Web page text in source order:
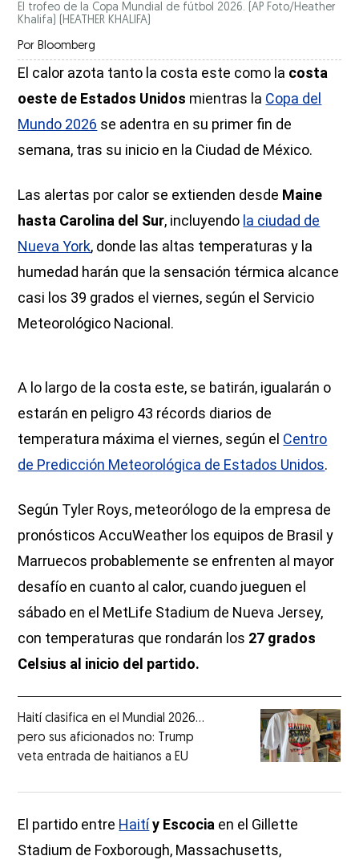
El trofeo de la Copa Mundial de fútbol 2026. (AP Foto/Heather
Khalifa)
(HEATHER KHALIFA)
Por Bloomberg
El calor azota tanto la costa este como la costa
oeste de Estados Unidos mientras la Copa del
Mundo 2026 se adentra en su primer fin de
semana, tras su inicio en la Ciudad de México.
Las alertas por calor se extienden desde Maine
hasta Carolina del Sur, incluyendo la ciudad de
Nueva York, donde las altas temperaturas y la
humedad harán que la sensación térmica alcance
casi los 39 grados el viernes, según el Servicio
Meteorológico Nacional.
A lo largo de la costa este, se batirán, igualarán o
estarán en peligro 43 récords diarios de
temperatura máxima el viernes, según el Centro
de Predicción Meteorológica de Estados Unidos.
Según Tyler Roys, meteorólogo de la empresa de
pronósticos AccuWeather los equipos de Brasil y
Marruecos probablemente se enfrenten al mayor
desafío en cuanto al calor, cuando jueguen el
sábado en el MetLife Stadium de Nueva Jersey,
con temperaturas que rondarán los 27 grados
Celsius al inicio del partido.
Haití clasifica en el Mundial 2026...
pero sus aficionados no: Trump
veta entrada de haitianos a EU
El partido entre Haitíy Escocia en el Gillette
Stadium de Foxborough, Massachusetts,